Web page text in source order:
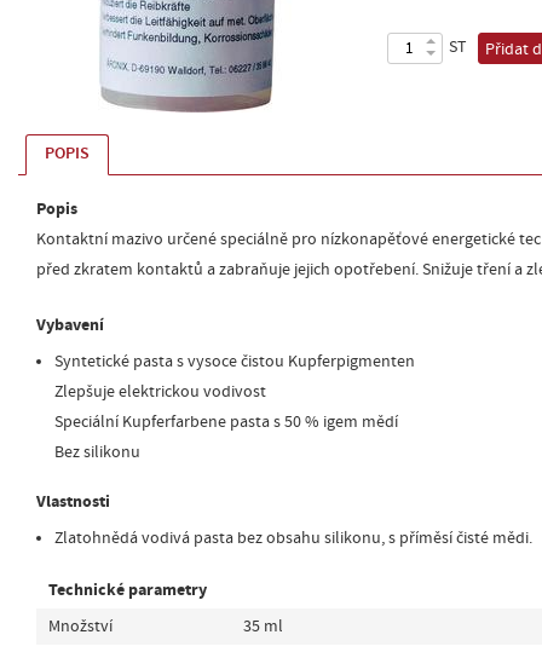
ST Přidat
POPIS
Popis
Kontaktní mazivo určené speciálně pro nízkonapěťové energetické
před zkratem kontaktů a zabraňuje jejich opotřebení. Snižuje tření a
Vybavení
Syntetické pasta s vysoce čistou Kupferpigmenten
Zlepšuje elektrickou vodivost
Speciální Kupferfarbene pasta s 50 % igem mědí
Bez silikonu
Vlastnosti
Zlatohnědá vodivá pasta bez obsahu silikonu, s příměsí čisté mědi.
Technické parametry
Množství
35 ml